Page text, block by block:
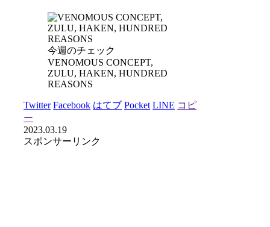
今週のチェック
VENOMOUS CONCEPT,
ZULU, HAKEN, HUNDRED
REASONS
Twitter Facebook はてブ Pocket LINE コピ
ー
2023.03.19
スポンサーリンク